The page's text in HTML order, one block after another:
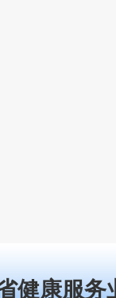
健康服务